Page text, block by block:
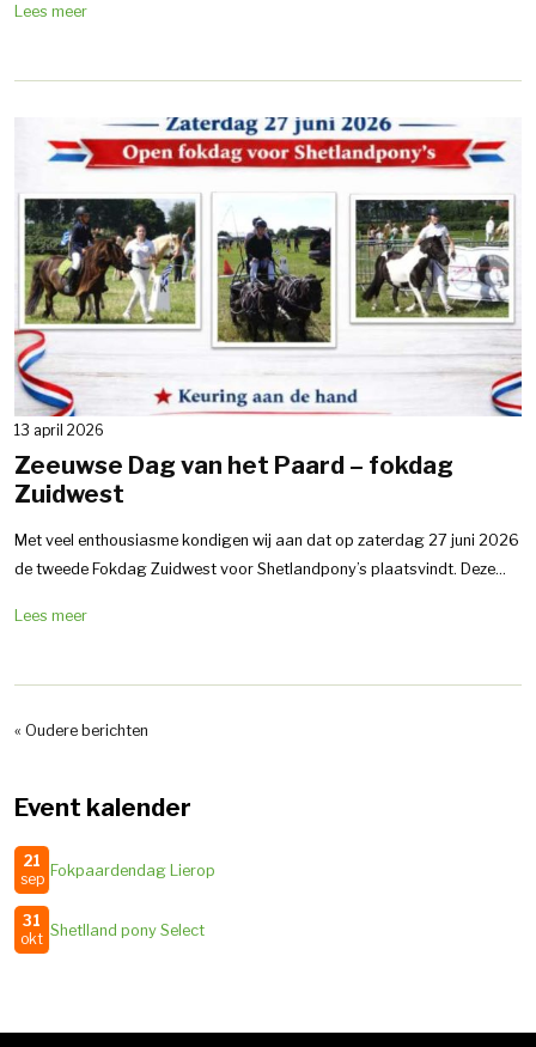
Lees meer
13 april 2026
Zeeuwse Dag van het Paard – fokdag
Zuidwest
Met veel enthousiasme kondigen wij aan dat op zaterdag 27 juni 2026
de tweede Fokdag Zuidwest voor Shetlandpony’s plaatsvindt. Deze...
Lees meer
« Oudere berichten
Event kalender
21
sep Fokpaardendag Lierop
31
okt Shetlland pony Select